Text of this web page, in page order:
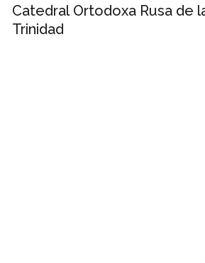
Catedral Ortodoxa Rusa de
Trinidad